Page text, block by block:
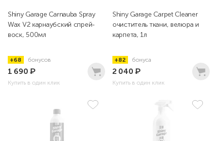
Shiny Garage Carnauba Spray
Wax V2 карнаубский спрей-
воск, 500мл
+68 бонусов
1 690₽
Купить в один клик
Shiny Garage Carpet Cleaner
очиститель ткани, велюра и
карпета, 1л
+82 бонуса
2 040₽
Купить в один клик